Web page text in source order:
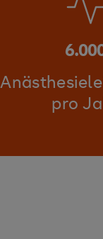
Anästhesie
pro